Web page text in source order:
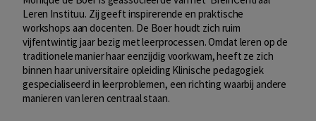
Leren Instituu. Zij geeft inspirerende en praktische
workshops aan docenten. De Boer houdt zich ruim
vijfentwintig jaar bezig met leerprocessen. Omdat leren op de
traditionele manier haar eenzijdig voorkwam, heeft ze zich
binnen haar universitaire opleiding Klinische pedagogiek
gespecialiseerd in leerproblemen, een richting waarbij andere
manieren van leren centraal staan.